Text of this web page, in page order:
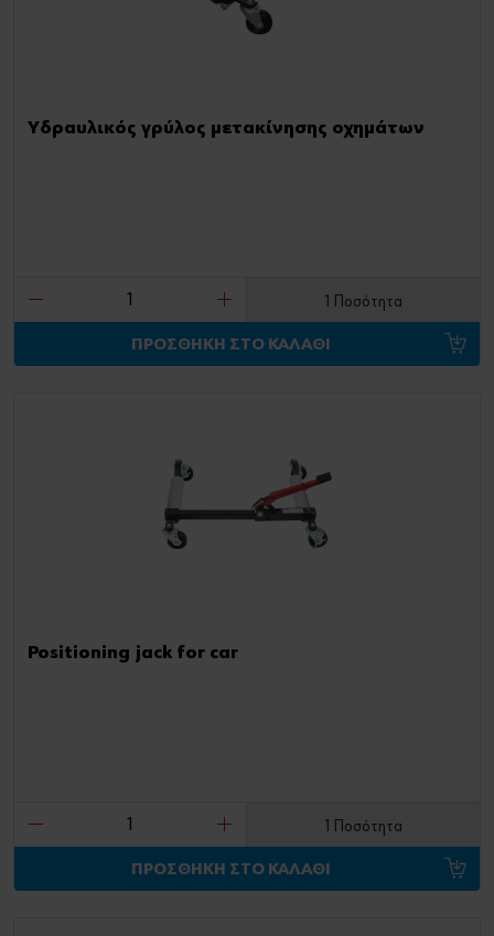
Υδραυλικός γρύλος μετακίνησης οχημάτων
1 Ποσότητα
ΠΡΟΣΘΗΚΗ ΣΤΟ ΚΑΛΑΘΙ
Positioning jack for car
1 Ποσότητα
ΠΡΟΣΘΗΚΗ ΣΤΟ ΚΑΛΑΘΙ